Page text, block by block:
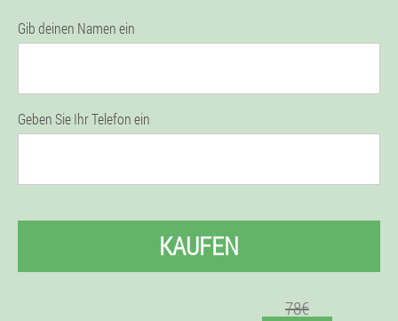
Gib deinen Namen ein
Geben Sie Ihr Telefon ein
KAUFEN
78€